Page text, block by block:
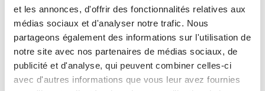
et les annonces, d'offrir des fonctionnalités relatives aux
médias sociaux et d'analyser notre trafic. Nous
partageons également des informations sur l'utilisation de
notre site avec nos partenaires de médias sociaux, de
publicité et d'analyse, qui peuvent combiner celles-ci
avec d'autres informations que vous leur avez fournies